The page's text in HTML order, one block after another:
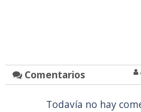
Comentarios
Todavía no hay